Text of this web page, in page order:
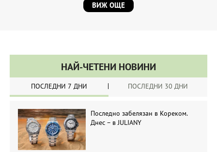
ВИЖ ОЩЕ
НАЙ-ЧЕТЕНИ НОВИНИ
ПОСЛЕДНИ 7 ДНИ ПОСЛЕДНИ 30 ДНИ
Последно забелязан в Кореком.
Днес – в JULIANY